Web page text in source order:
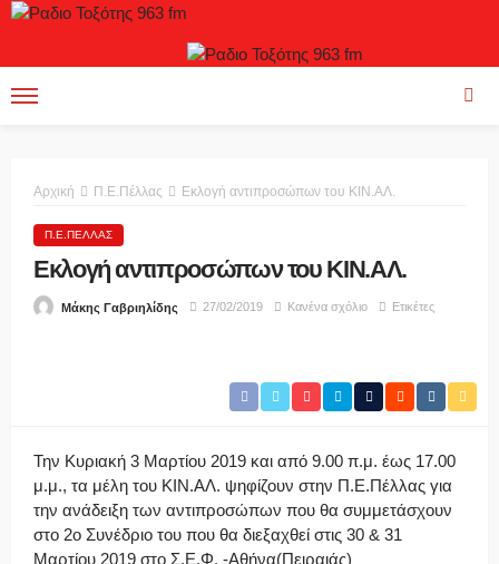
Αρχική Π.Ε.Πέλλας Εκλογή αντιπροσώπων του ΚΙΝ.ΑΛ.
Π.Ε.ΠΈΛΛΑΣ
Εκλογή αντιπροσώπων του ΚΙΝ.ΑΛ.
Μάκης Γαβριηλίδης 27/02/2019 Κανένα σχόλιο Ετικέτες
Την Κυριακή 3 Μαρτίου 2019 και από 9.00 π.μ. έως 17.00
μ.μ., τα μέλη του ΚΙΝ.ΑΛ. ψηφίζουν στην Π.Ε.Πέλλας για
την ανάδειξη των αντιπροσώπων που θα συμμετάσχουν
στο 2ο Συνέδριο του που θα διεξαχθεί στις 30 & 31
Μαρτίου 2019 στο Σ.Ε.Φ. -Αθήνα(Πειραιάς)